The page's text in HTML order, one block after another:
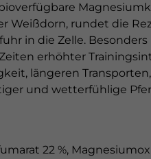
Weißdorn, rundet die
in die Zelle.
erhöhter
längeren
und wetterfühlige
22 %,